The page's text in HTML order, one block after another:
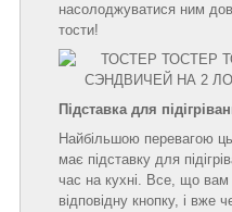
насолоджуватися ним
тости!
Підставка для
Найбільшою перевагою
має підставку для
час на кухні. Все, що вам
відповідну кнопку, і вже